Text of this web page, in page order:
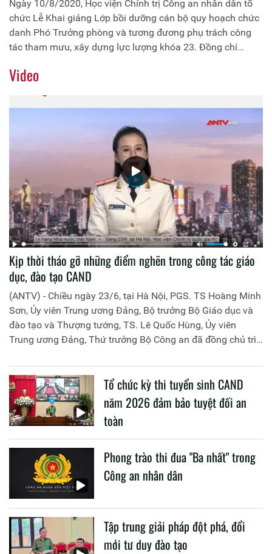
Ngày 10/8/2020, Học viện Chính trị Công an nhân dân tổ
chức Lễ Khai giảng Lớp bồi dưỡng cán bộ quy hoạch chức
danh Phó Trưởng phòng và tương đương phụ trách công
tác tham mưu, xây dựng lực lượng khóa 23. Đồng chí
Chính trị Công an nhân dân chủ trì buổi Lễ
Video
Kịp thời tháo gỡ những điểm nghẽn trong công tác giáo
dục, đào tạo CAND
(ANTV) - Chiều ngày 23/6, tại Hà Nội, PGS. TS Hoàng Minh
Sơn, Ủy viên Trung ương Đảng, Bộ trưởng Bộ Giáo dục và
đào tạo và Thượng tướng, TS. Lê Quốc Hùng, Ủy viên
Trung ương Đảng, Thứ trưởng Bộ Công an đã đồng chủ trì
liên quan đến công tác giáo dục và đào tạo của lực lượng
CAND.
Tổ chức kỳ thi tuyển sinh CAND
năm 2026 đảm bảo tuyệt đối an
toàn
Phong trào thi đua "Ba nhất" trong
Công an nhân dân
Tập trung giải pháp đột phá, đổi
mới tư duy đào tạo